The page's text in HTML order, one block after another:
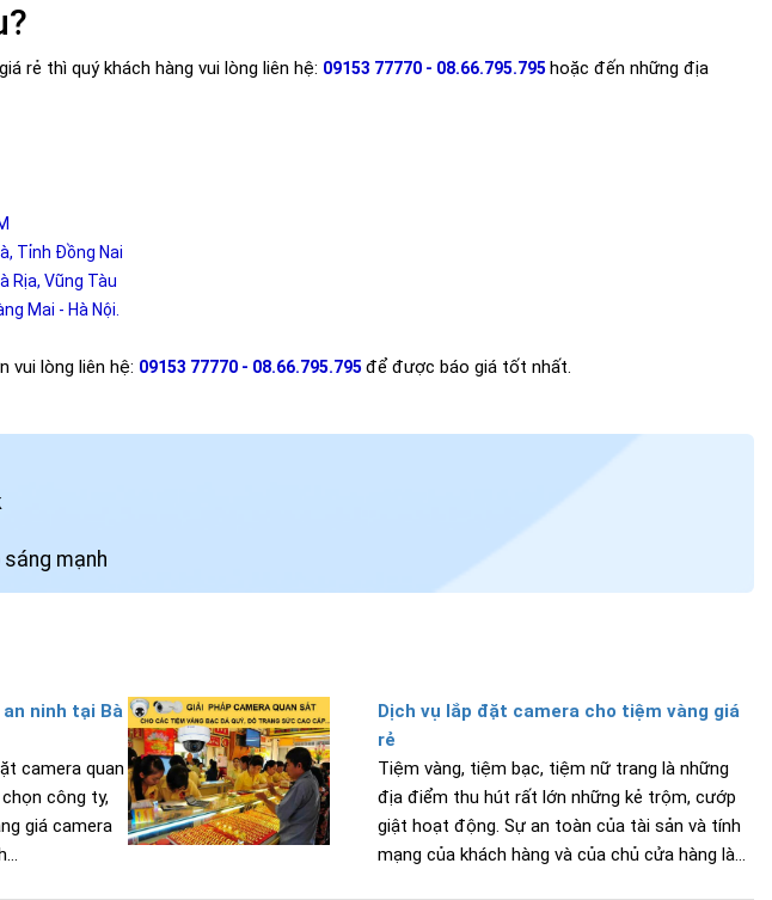
rẻ thì quý khách hàng vui lòng liên hệ: 09153 77770 - 08.66.795.795 hoặc đến những địa
Tỉnh Đồng Nai
Rịa, Vũng Tàu
Mai - Hà Nội.
vui lòng liên hệ: 09153 77770 - 08.66.795.795 để được báo giá tốt nhất.
mạnh
ninh tại Bà
camera quan
công ty,
giá camera
Dịch vụ lắp đặt camera cho tiệm vàng giá
rẻ
Tiệm vàng, tiệm bạc, tiệm nữ trang là những
địa điểm thu hút rất lớn những kẻ trộm, cướp
giật hoạt động. Sự an toàn của tài sản và tính
mạng của khách hàng và của chủ cửa hàng là...